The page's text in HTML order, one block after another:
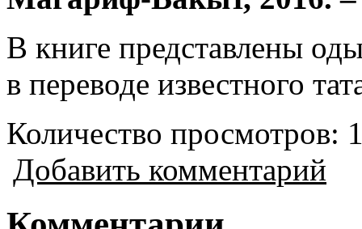
В книге представлены
в переводе известного
Количество просмотров:
Добавить комментарий